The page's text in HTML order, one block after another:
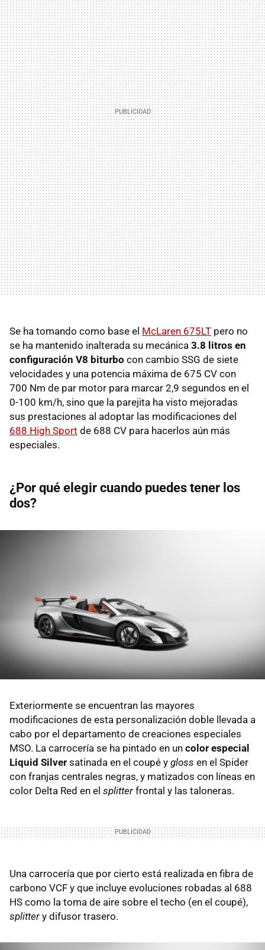
Se ha tomando como base el McLaren 675LT pero no
se ha mantenido inalterada su mecánica 3.8 litros en
configuración V8 biturbo con cambio SSG de siete
velocidades y una potencia máxima de 675 CV con
700 Nm de par motor para marcar 2,9 segundos en el
0-100 km/h, sino que la parejita ha visto mejoradas
sus prestaciones al adoptar las modificaciones del
688 High Sport de 688 CV para hacerlos aún más
especiales.
¿Por qué elegir cuando puedes tener los
dos?
Exteriormente se encuentran las mayores
modificaciones de esta personalización doble llevada a
cabo por el departamento de creaciones especiales
MSO. La carrocería se ha pintado en un color especial
Liquid Silver satinada en el coupé y gloss en el Spider
con franjas centrales negras, y matizados con líneas en
color Delta Red en el splitter frontal y las taloneras.
Una carrocería que por cierto está realizada en fibra de
carbono VCF y que incluye evoluciones robadas al 688
HS como la toma de aire sobre el techo (en el coupé),
splitter y difusor trasero.